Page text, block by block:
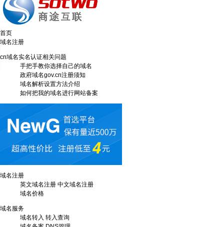
首页
域名注册
cn域名实名认证相关问题
手把手教你选择自己的域名
政府域名gov.cn注册须知
域名解析设置方法介绍
如何把我的域名进行网站备案
域名注册
英文域名注册 中文域名注册
域名价格
域名服务
域名转入 转入查询